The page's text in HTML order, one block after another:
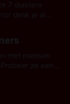
7 duistere
horror
tv-
met mensen
ze eens